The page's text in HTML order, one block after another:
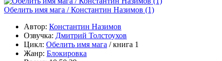
Обелить имя мага / Константин Назимов (1)
Автор: Константин Назимов
Озвучка: Дмитрий Толстоухов
Цикл: Обелить имя мага / книга 1
Жанр: Блокировка